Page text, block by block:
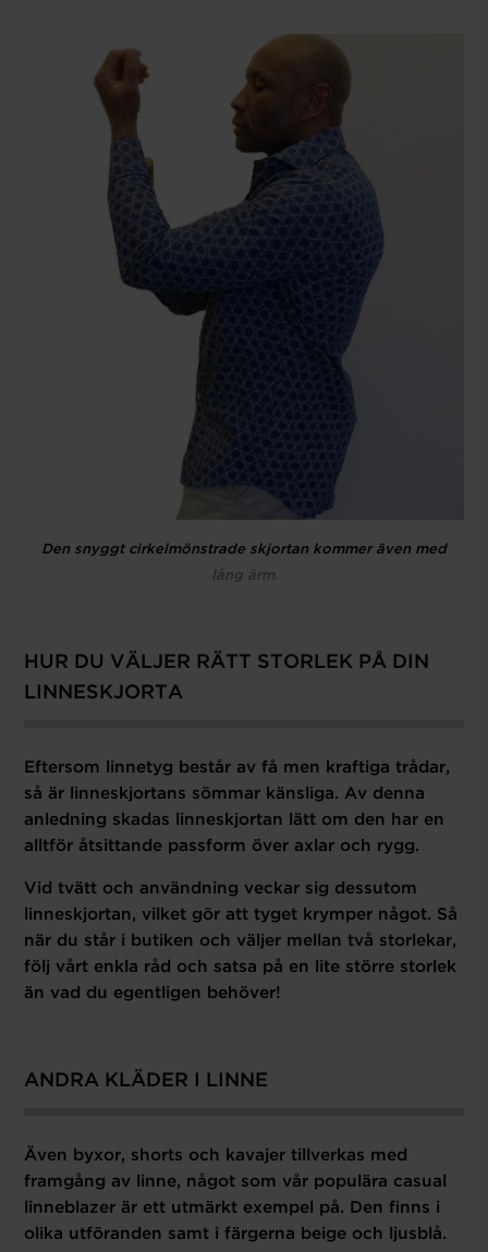
Den snyggt cirkelmönstrade skjortan kommer även med
lång ärm.
HUR DU VÄLJER RÄTT STORLEK PÅ DIN
LINNESKJORTA
Eftersom linnetyg består av få men kraftiga trådar,
så är linneskjortans sömmar känsliga. Av denna
anledning skadas linneskjortan lätt om den har en
alltför åtsittande passform över axlar och rygg.
Vid tvätt och användning veckar sig dessutom
linneskjortan, vilket gör att tyget krymper något. Så
när du står i butiken och väljer mellantvå storlekar,
följ vårt enkla råd och satsa på en lite större storlek
än vad du egentligen behöver!
ANDRA KLÄDER I LINNE
Även byxor, shorts och kavajer tillverkas med
framgång av linne, något som vår populära casual
linneblazer är ett utmärkt exempel på. Den finns i
olika utföranden samt i färgerna beige och ljusblå.